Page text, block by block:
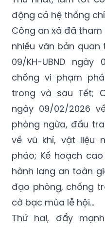
động cả hệ thống
Công an xã đã tham
nhiều văn bản quan
09/KH-UBND ngày
chống vi phạm
trong và sau Tết;
ngày 09/02/2026
phòng ngừa, đấu
về vũ khí, vật liệu
pháo; Kế hoạch
hành lang an toàn
đạo phòng, chống
cờ bạc mùa lễ hội…
Thứ hai, đẩy